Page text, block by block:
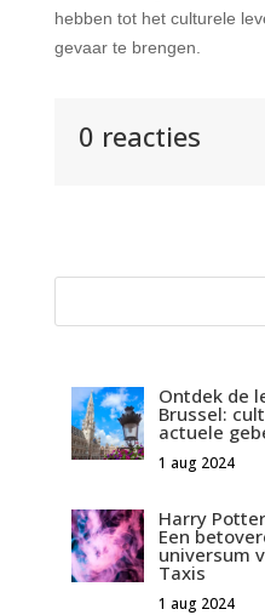
hebben tot het culturele
gevaar te brengen.
0 reacties
Ontdek de
Brussel:
actuele
1 aug 2024
Harry
Een
universum
Taxis
1 aug 2024